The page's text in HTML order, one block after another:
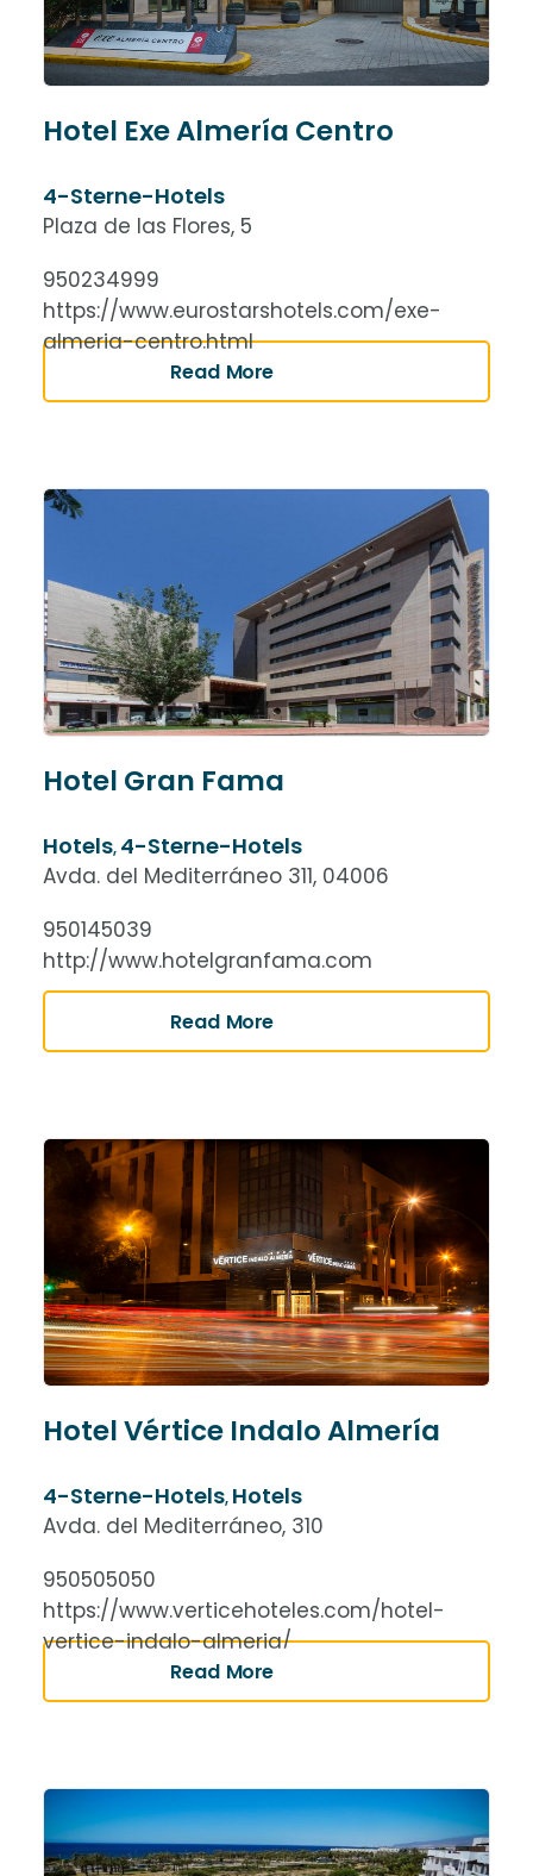
Hotel Exe Almería Centro
4-Sterne-Hotels
Plaza de las Flores, 5
950234999
https://www.eurostarshotels.com/exe-
almeria-centro.html
Read More
Hotel Gran Fama
Hotels, 4-Sterne-Hotels
Avda. del Mediterráneo 311, 04006
950145039
http://www.hotelgranfama.com
Read More
Hotel Vértice Indalo Almería
4-Sterne-Hotels, Hotels
Avda. del Mediterráneo, 310
950505050
https://www.verticehoteles.com/hotel-
vertice-indalo-almeria/
Read More